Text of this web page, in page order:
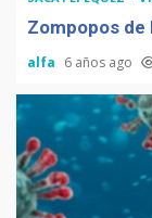
Zompopos de
alfa 6 años ago